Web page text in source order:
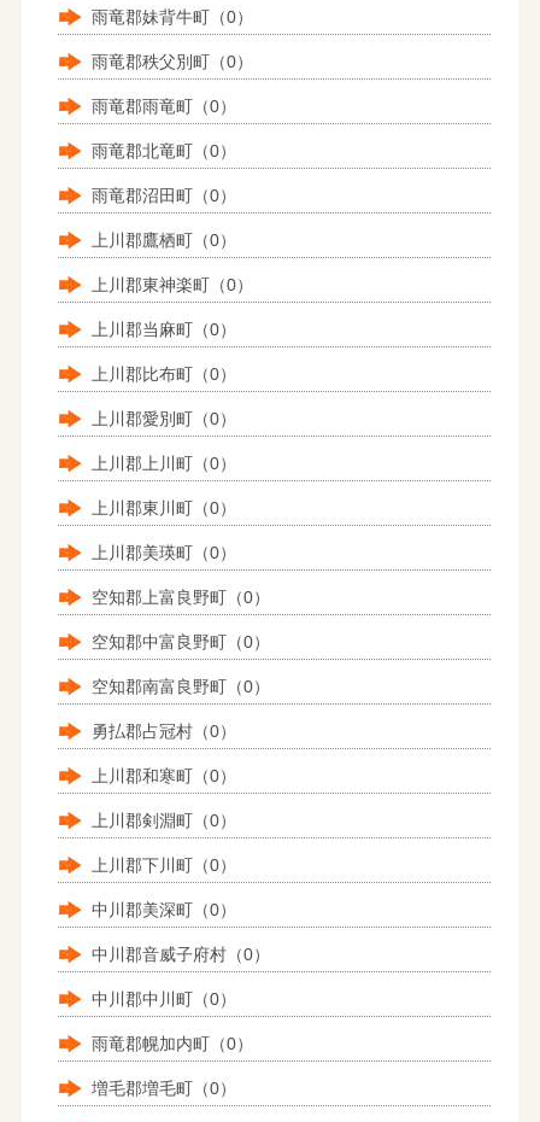
雨竜郡妹背牛町（0）
雨竜郡秩父別町（0）
雨竜郡雨竜町（0）
雨竜郡北竜町（0）
雨竜郡沼田町（0）
上川郡鷹栖町（0）
上川郡東神楽町（0）
上川郡当麻町（0）
上川郡比布町（0）
上川郡愛別町（0）
上川郡上川町（0）
上川郡東川町（0）
上川郡美瑛町（0）
空知郡上富良野町（0）
空知郡中富良野町（0）
空知郡南富良野町（0）
勇払郡占冠村（0）
上川郡和寒町（0）
上川郡剣淵町（0）
上川郡下川町（0）
中川郡美深町（0）
中川郡音威子府村（0）
中川郡中川町（0）
雨竜郡幌加内町（0）
増毛郡増毛町（0）